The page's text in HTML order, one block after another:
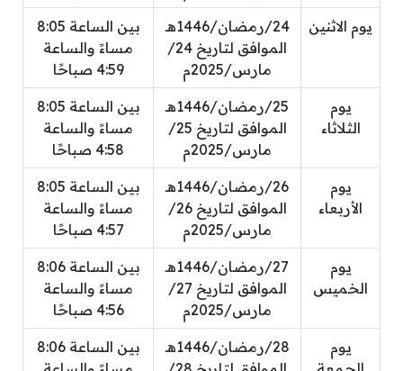
يوم الاثنين
24/رمضان/1446هـ
الموافق لتاريخ 24/
مارس/2025م
بين الساعة 8:05
مساءً والساعة
4:59 صباحًا
يوم
الثلاثاء
25/رمضان/1446هـ
الموافق لتاريخ 25/
مارس/2025م
بين الساعة 8:05
مساءً والساعة
4:58 صباحًا
يوم
الأربعاء
26/رمضان/1446هـ
الموافق لتاريخ 26/
مارس/2025م
بين الساعة 8:05
مساءً والساعة
4:57 صباحًا
يوم
الخميس
27/رمضان/1446هـ
الموافق لتاريخ 27/
مارس/2025م
بين الساعة 8:06
مساءً والساعة
4:56 صباحًا
يوم
28/رمضان/1446هـ
بين الساعة 8:06